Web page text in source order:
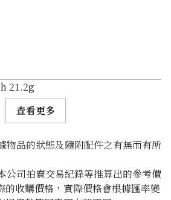
21.2g
查看更多
品的狀態及隨附配件之有無而有所
公司拍賣交易紀錄等推算出的參考價
的收購價格，實際價格會根據匯率變